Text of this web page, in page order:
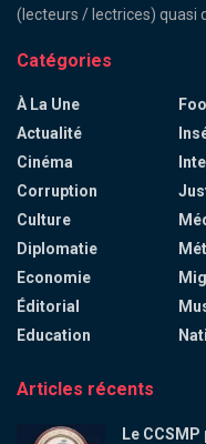
(lecteurs / lectrices) quasi
Catégories
À La Une
Actualité
Cinéma
Corruption
Culture
Diplomatie
Economie
Éditorial
Education
Articles récents
Le